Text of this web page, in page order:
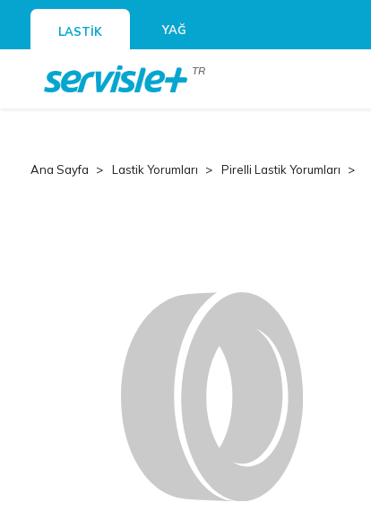
LASTİK YAĞ
TR
Ana Sayfa Lastik Yorumları Pirelli Lastik Yorumları